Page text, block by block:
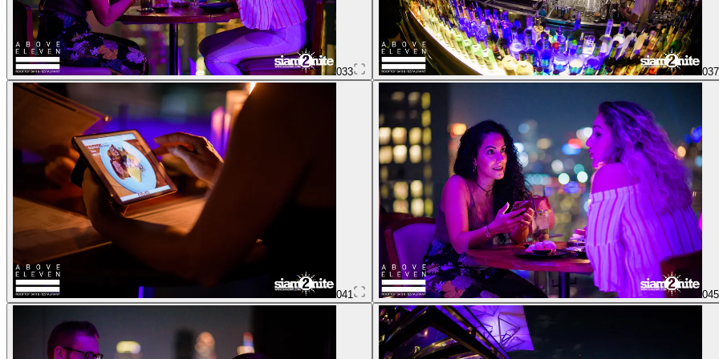
033 037
041 045